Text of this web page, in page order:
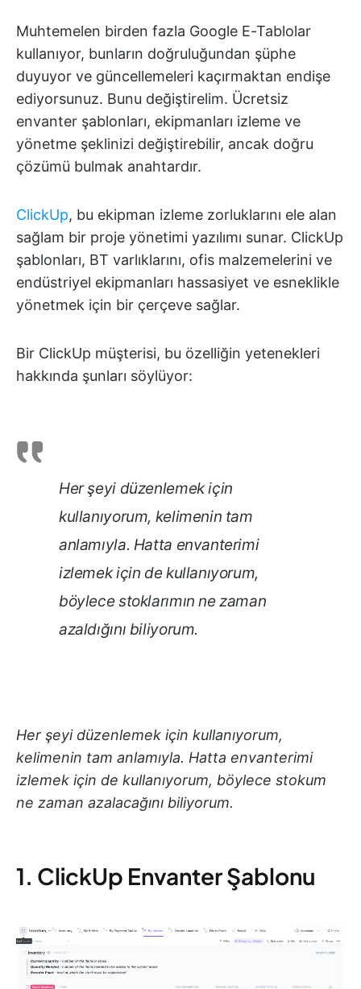
Muhtemelen birden fazla Google E-Tablolar
kullanıyor, bunların doğruluğundan şüphe
duyuyor ve güncellemeleri kaçırmaktan endişe
ediyorsunuz. Bunu değiştirelim. Ücretsiz
envanter şablonları, ekipmanları izleme ve
yönetme şeklinizi değiştirebilir, ancak doğru
çözümü bulmak anahtardır.
ClickUp, bu ekipman izleme zorluklarını ele alan
sağlam bir proje yönetimi yazılımı sunar. ClickUp
şablonları, BT varlıklarını, ofis malzemelerini ve
endüstriyel ekipmanları hassasiyet ve esneklikle
yönetmek için bir çerçeve sağlar.
Bir ClickUp müşterisi, bu özelliğin yetenekleri
hakkında şunları söylüyor:
Her şeyi düzenlemek için
kullanıyorum, kelimenin tam
anlamıyla. Hatta envanterimi
izlemek için de kullanıyorum,
böylece stoklarımın ne zaman
azaldığını biliyorum.
Her şeyi düzenlemek için kullanıyorum,
kelimenin tam anlamıyla. Hatta envanterimi
izlemek için de kullanıyorum, böylece stokum
ne zaman azalacağını biliyorum.
1. ClickUp Envanter Şablonu